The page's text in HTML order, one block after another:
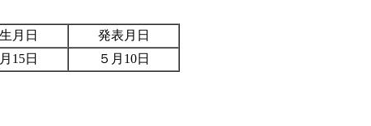
月日
発表月日
15日 ５月10日